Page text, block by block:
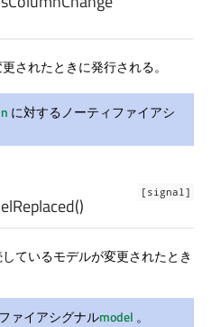
されたときに発行される。
に対するノーティファイアシ
[signal]
()
ているモデルが変更されたとき
ァイアシグナルmodel 。